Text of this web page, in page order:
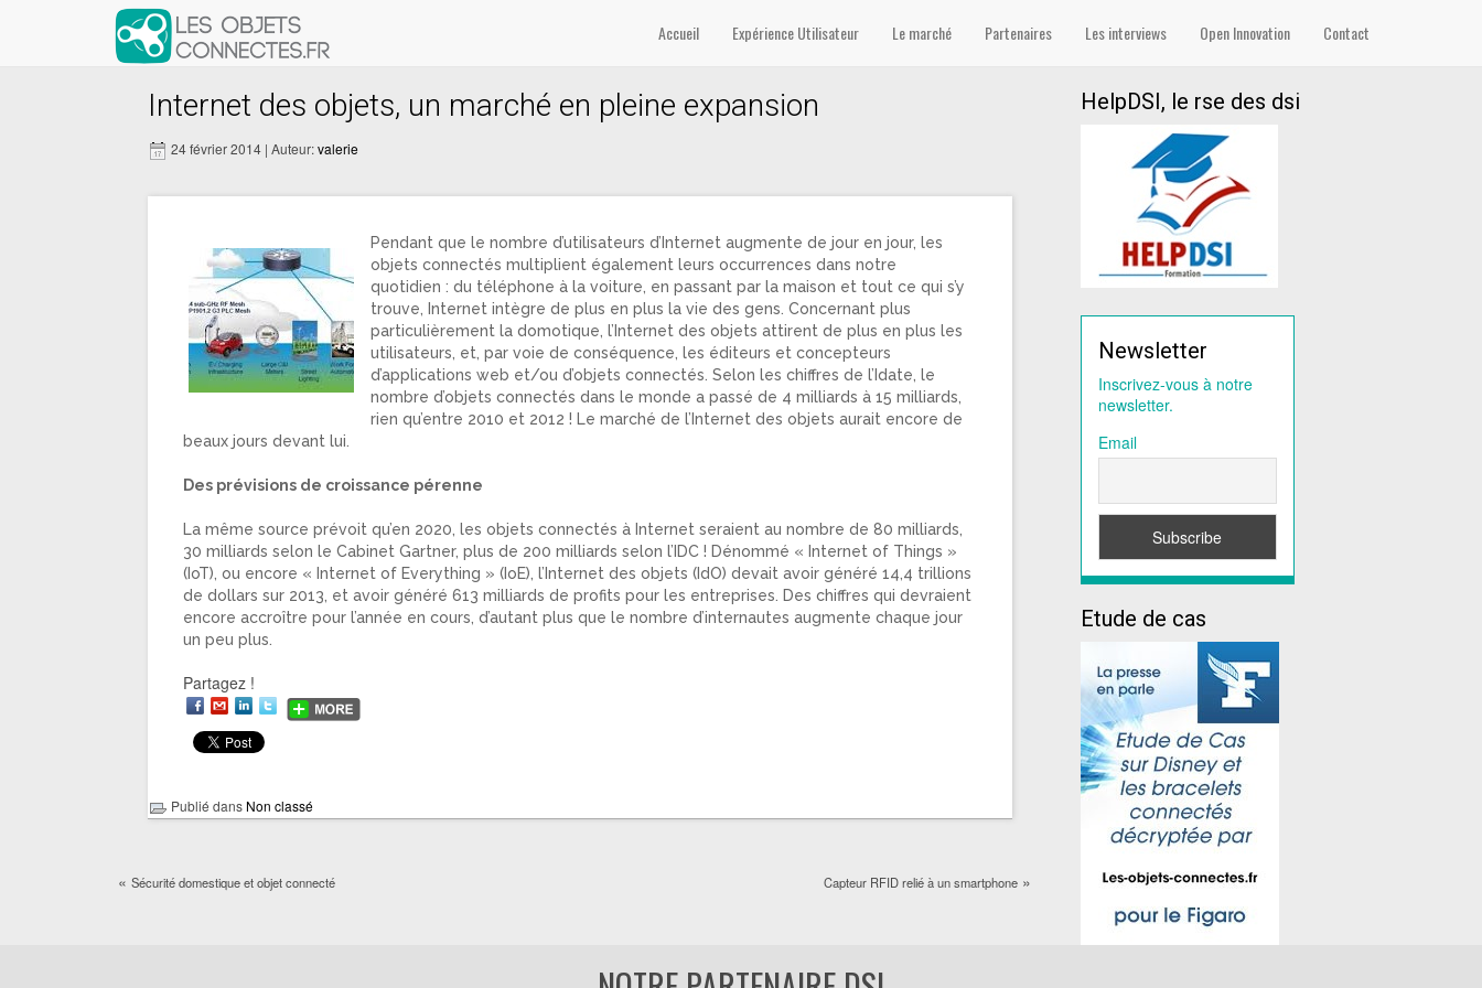
Accueil Expérience Utilisateur Le marché Partenaires Les interviews Open Innovation Contact
Internet des objets, un marché en pleine expansion
24 février 2014 | Auteur:valerie
Pendant que le nombre d’utilisateurs d’Internet augmente de jour en jour, les
objets connectés multiplient également leurs occurrences dans notre
quotidien : du téléphone à la voiture, en passant par la maison et tout ce qui s’y
trouve, Internet intègre de plus en plus la vie des gens. Concernant plus
particulièrement la domotique, l’Internet des objets attirent de plus en plus les
utilisateurs, et, par voie de conséquence, les éditeurs et concepteurs
d’applications web et/ou d’objets connectés. Selon les chiffres de l’Idate, le
nombre d’objets connectés dans le monde a passé de 4 milliards à 15 milliards,
rien qu’entre 2010 et 2012 ! Le marché de l’Internet des objets aurait encore de
beaux jours devant lui.
Des prévisions de croissance pérenne
La même source prévoit qu’en 2020, les objets connectés à Internet seraient au nombre de 80 milliards,
30 milliards selon le Cabinet Gartner, plus de 200 milliards selon l’IDC ! Dénommé « Internet of Things »
(IoT), ou encore « Internet of Everything » (IoE), l’Internet des objets (IdO) devait avoir généré 14,4 trillions
de dollars sur 2013, et avoir généré 613 milliards de profits pour les entreprises. Des chiffres qui devraient
encore accroître pour l’année en cours, d’autant plus que le nombre d’internautes augmente chaque jour
un peu plus.
Partagez !
Publié dans Non classé
« Sécurité domestique et objet connecté Capteur RFID relié à un smartphone»
HelpDSI, le rse des dsi
Newsletter
Inscrivez-vous à notre
newsletter.
Email
Etude de cas